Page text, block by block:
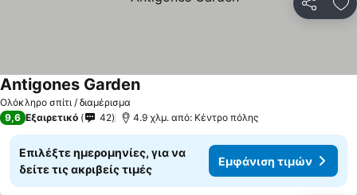
Ολόκληρο σπίτι / διαμέρισμα
Antigones Garden
9,6 Εξαιρετικό 42 4.9 χλμ. από: Κέντρο πόλης
Επιλέξτε ημερομηνίες, για να
δείτε τις ακριβείς τιμές
Εμφάνιση τιμών